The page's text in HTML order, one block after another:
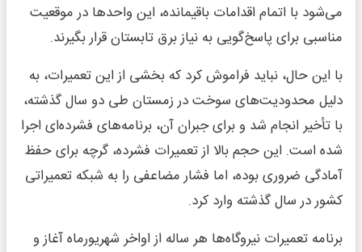
می‌شود با اتمام اقدامات باقیمانده، این واحدها در موقعیت
مناسبی برای پاسخ‌گویی به نیاز برق تابستان قرار بگیرند.
با این حال، نباید فراموش کرد که بخشی از این تعمیرات، به
دلیل محدودیت‌های سوخت در زمستان طی دو سال گذشته،
با تأخیر انجام شد و برای جبران آن، برنامه‌های فشرده‌ای اجرا
شده است. این حجم بالا از تعمیرات فشرده، گرچه برای حفظ
آمادگی ضروری بوده، اما فشار مضاعفی را به شبکه تعمیراتی
کشور در سال گذشته وارد کرد.
برنامه تعمیرات نیروگاه‌ها هر ساله از اواخر شهریورماه آغاز و